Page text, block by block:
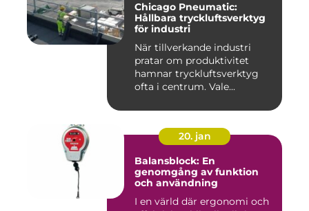
Chicago Pneumatic:
Hållbara tryckluftsverktyg
för industri
När tillverkande industri
pratar om produktivitet
hamnar tryckluftsverktyg
ofta i centrum. Vale...
20. jan
Balansblock: En
genomgång av funktion
och användning
I en värld där ergonomi och